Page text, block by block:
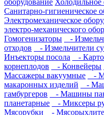
оборудование Холодильное
Санитарно-гигиеническое
Электромеханическое
электро-механического
Гомогенизаторы
-
отходов
- Измельчители
Инъекторы посола
-
корнеплодов
- Конвейеры
Массажеры вакуумные
-
макаронных изделий
-
гамбургеров
- Машины
планетарные
- Миксеры
Мясорубки
-